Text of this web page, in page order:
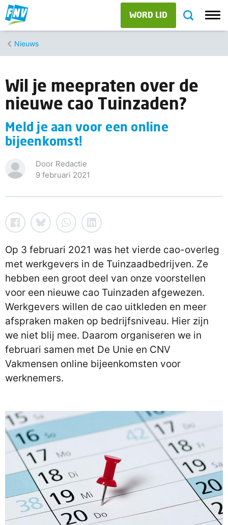
WORD LID
Nieuws
Wil je meepraten over de
nieuwe cao Tuinzaden?
Meld je aan voor een online
bijeenkomst!
Door Redactie
9 februari 2021
Op 3 februari 2021 was het vierde cao-overleg
met werkgevers in de Tuinzaadbedrijven. Ze
hebben een groot deel van onze voorstellen
voor een nieuwe cao Tuinzaden afgewezen.
Werkgevers willen de cao uitkleden en meer
afspraken maken op bedrijfsniveau. Hier zijn
we niet blij mee. Daarom organiseren we in
februari samen met De Unie en CNV
Vakmensen online bijeenkomsten voor
werknemers.